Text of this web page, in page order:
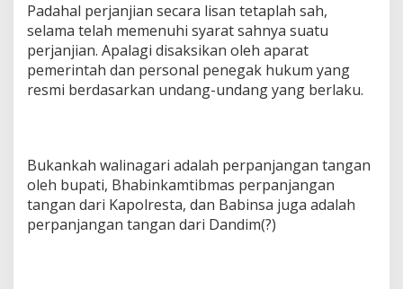
Padahal perjanjian secara lisan tetaplah sah,
selama telah memenuhi syarat sahnya suatu
perjanjian. Apalagi disaksikan oleh aparat
pemerintah dan personal penegak hukum yang
resmi berdasarkan undang-undang yang berlaku.
Bukankah walinagari adalah perpanjangan tangan
oleh bupati, Bhabinkamtibmas perpanjangan
tangan dari Kapolresta, dan Babinsa juga adalah
perpanjangan tangan dari Dandim(?)